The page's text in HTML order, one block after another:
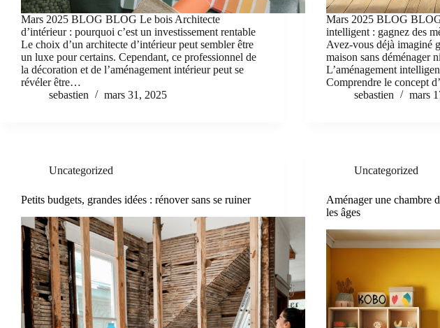
Mars 2025 BLOG BLOG Le bois Architecte
d’intérieur : pourquoi c’est un investissement rentable
Le choix d’un architecte d’intérieur peut sembler être
un luxe pour certains. Cependant, ce professionnel de
la décoration et de l’aménagement intérieur peut se
révéler être…
sebastien
mars 31, 2025
Mars 2025 BLOG
intelligent : gagnez des
Avez-vous déjà imaginé
maison sans déménager
L’aménagement
Comprendre le concept
sebastien
mars
Uncategorized
Petits budgets, grandes idées : rénover sans se ruiner
Uncategorized
Aménager une chambre
les âges